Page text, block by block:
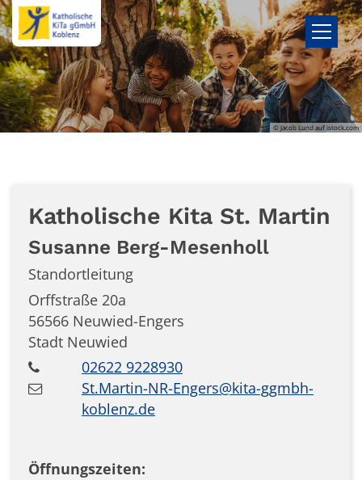
Zum Inhalt springen
© Jacob Lund auf istock.com
Katholische Kita St. Martin
Susanne Berg-Mesenholl
Standortleitung
Orffstraße 20a
56566 Neuwied-Engers
Stadt Neuwied
02622 9228930
St.Martin-NR-Engers@kita-ggmbh-
koblenz.de
Öffnungszeiten: